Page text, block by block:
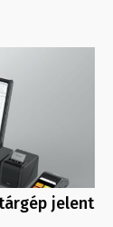
jelent